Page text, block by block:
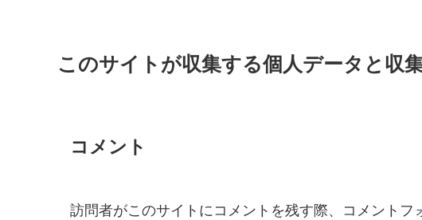
このサイトが収集する個人データと収
コメント
訪問者がこのサイトにコメントを残す際、コメント